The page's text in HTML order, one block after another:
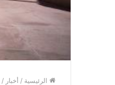
الرئيسية / أخبار /